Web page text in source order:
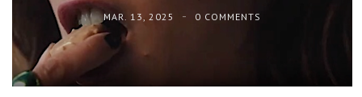
MAR. 13, 2025 0 COMMENTS